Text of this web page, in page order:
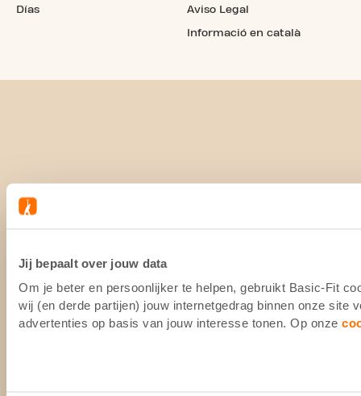
Jij bepaalt over jouw data
Om je beter en persoonlijker te helpen, gebruikt Basic-Fit
wij (en derde partijen) jouw internetgedrag binnen onze site
advertenties op basis van jouw interesse tonen. Op onze
Días
Aviso Legal
Informació en català